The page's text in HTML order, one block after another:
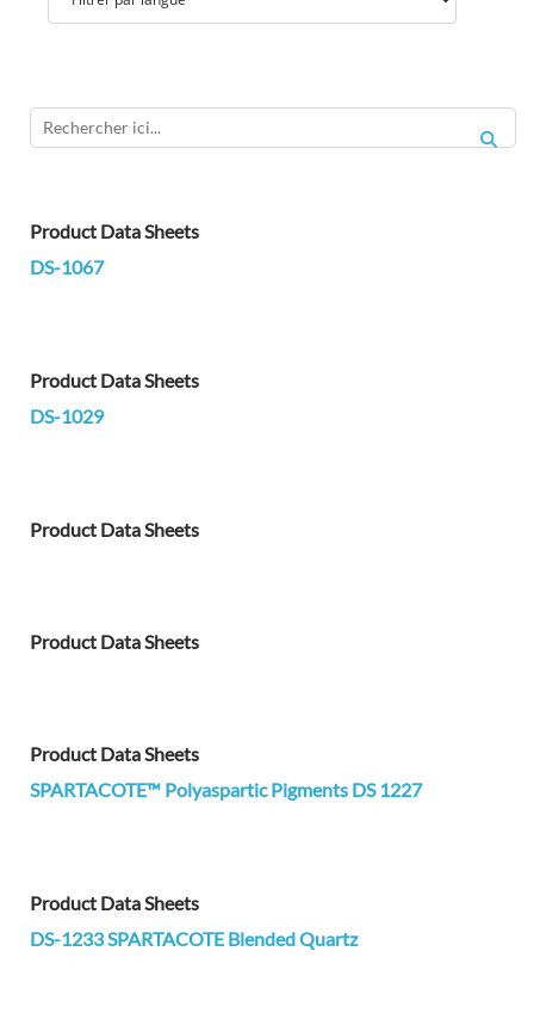
Product Data Sheets
DS-1067
Product Data Sheets
DS-1029
Product Data Sheets
Product Data Sheets
Product Data Sheets
SPARTACOTE™ Polyaspartic Pigments DS 1227
Product Data Sheets
DS-1233 SPARTACOTE Blended Quartz